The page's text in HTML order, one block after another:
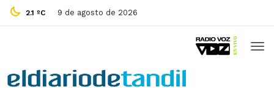
2.1 ºC 9 de agosto de 2026